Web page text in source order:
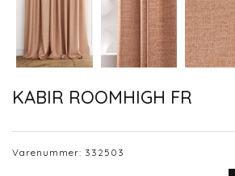
KABIR ROOMHIGH FR
Varenummer: 332503